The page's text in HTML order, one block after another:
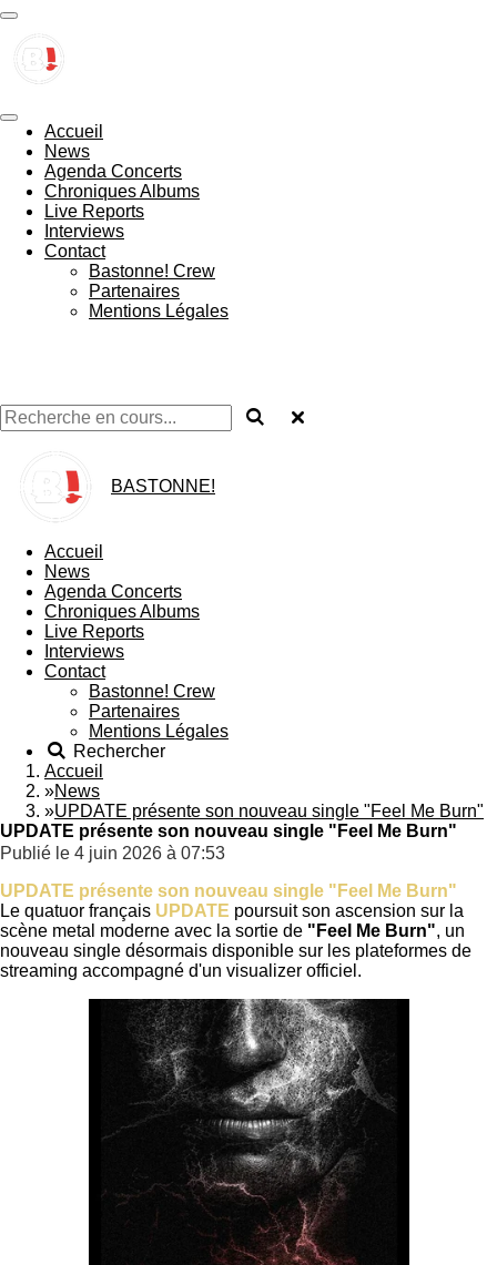
Passer
contenu
principal
Accueil
News
Agenda Concerts
Chroniques Albums
Live Reports
Interviews
Contact
Bastonne! Crew
Partenaires
Mentions Légales
BASTONNE!
Accueil
News
Agenda Concerts
Chroniques Albums
Live Reports
Interviews
Contact
Bastonne! Crew
Partenaires
Mentions Légales
Rechercher
Accueil
»News
»UPDATE présente son nouveau single "Feel Me Burn"
UPDATE présente son nouveau single "Feel Me Burn"
Publié le 4 juin 2026 à 07:53
UPDATE présente son nouveau single "Feel Me Burn"
Le quatuor français UPDATE poursuit son ascension sur la
scène metal moderne avec la sortie de "Feel Me Burn", un
nouveau single désormais disponible sur les plateformes de
streaming accompagné d'un visualizer officiel.